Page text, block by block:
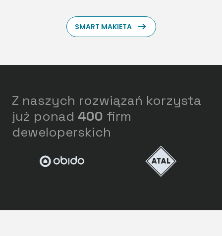
SMART MAKIETA ArrowRightLong
Z naszych rozwiązań korzysta
już ponad 400 firm
deweloperskich